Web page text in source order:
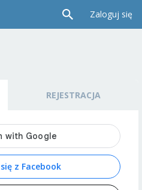
Zaloguj się
REJESTRACJA
z Facebook